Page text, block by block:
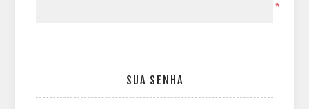
*
SUA SENHA